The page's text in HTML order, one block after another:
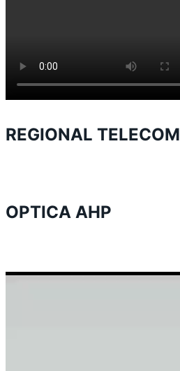
REGIONAL TELECOM
OPTICA AHP